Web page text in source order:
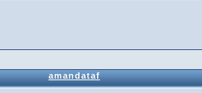
amandataf